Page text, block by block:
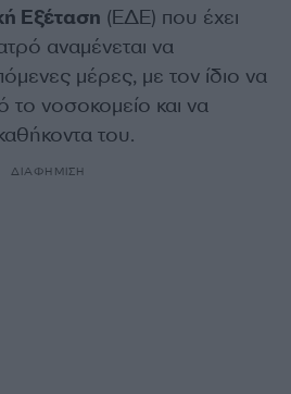
Εξέταση (ΕΔΕ) που έχει
αναμένεται να
μέρες, με τον ίδιο να
το νοσοκομείο και να
του.
ΔΙΑΦΗΜΙΣΗ